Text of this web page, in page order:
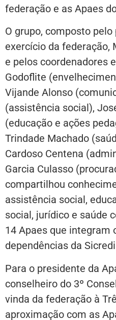
federação e as Apaes
O grupo, composto
exercício da federação,
e pelos coordenadores
Godoflite
Vijande Alonso
(assistência social),
(educação e ações
Trindade Machado
Cardoso Centena
Garcia Culasso
compartilhou
assistência social,
social, jurídico e saúde
14 Apaes que integram
dependências da
Para o presidente da
conselheiro do 3º
vinda da federação à
aproximação com as